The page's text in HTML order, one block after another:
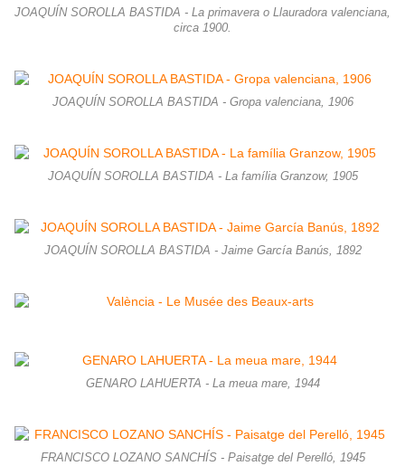
JOAQUÍN SOROLLA BASTIDA - La primavera o Llauradora valenciana,
circa 1900.
JOAQUÍN SOROLLA BASTIDA - Gropa valenciana, 1906
JOAQUÍN SOROLLA BASTIDA - La família Granzow, 1905
JOAQUÍN SOROLLA BASTIDA - Jaime García Banús, 1892
GENARO LAHUERTA - La meua mare, 1944
FRANCISCO LOZANO SANCHÍS - Paisatge del Perelló, 1945